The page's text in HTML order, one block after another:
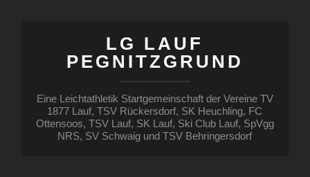
LG LAUF
PEGNITZGRUND
Eine Leichtathletik Startgemeinschaft der Vereine TV
1877 Lauf, TSV Rückersdorf, SK Heuchling, FC
Ottensoos, TSV Lauf, SK Lauf, Ski Club Lauf, SpVgg
NRS, SV Schwaig und TSV Behringersdorf